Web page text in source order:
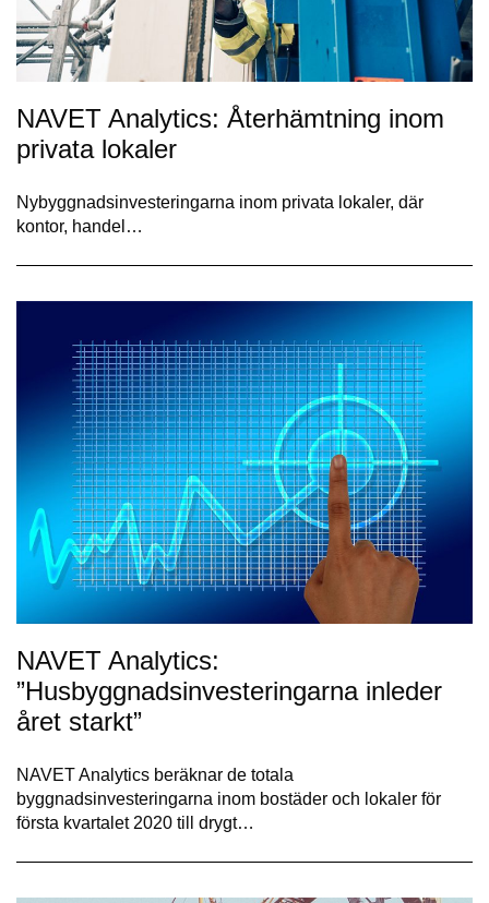
NAVET Analytics: Återhämtning inom
privata lokaler
Nybyggnadsinvesteringarna inom privata lokaler, där
kontor, handel…
NAVET Analytics:
”Husbyggnadsinvesteringarna inleder
året starkt”
NAVET Analytics beräknar de totala
byggnadsinvesteringarna inom bostäder och lokaler för
första kvartalet 2020 till drygt…